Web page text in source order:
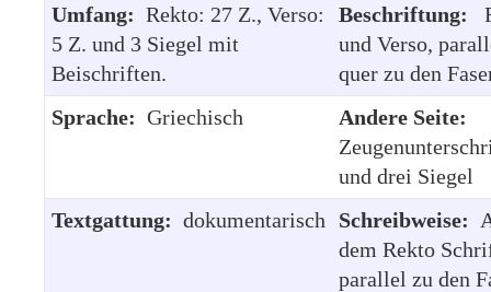
Umfang: Rekto: 27 Z., Verso:
5 Z. und 3 Siegel mit
Beischriften.
Beschriftung:
und Verso,
quer zu den
Sprache: Griechisch
Andere Seite:
und drei Siegel
Textgattung: dokumentarisch Schreibweise:
dem Rekto
parallel zu den